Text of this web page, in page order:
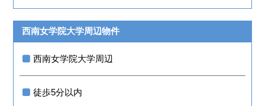
西南女学院大学周辺物件
西南女学院大学周辺
徒歩5分以内